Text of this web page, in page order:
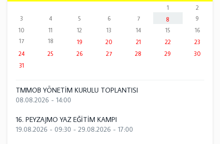
1
2
3
4 5 6 7 8
9
10
11 12 13 14 15
16
17
18 19 20 21 22
23
24
25 26 27 28 29
30
31
TMMOB YÖNETİM KURULU TOPLANTISI
08.08.2026 - 14:00
16. PEYZAJMO YAZ EĞİTİM KAMPI
19.08.2026 - 09:30 - 29.08.2026 - 17:00